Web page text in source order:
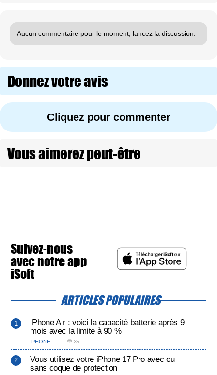
Aucun commentaire pour le moment, lancez la discussion.
Donnez votre avis
Cliquez pour commenter
Vous aimerez peut-être
Suivez-nous
avec notre app
iSoft
ARTICLES POPULAIRES
iPhone Air : voici la capacité batterie après 9
mois avec la limite à 90 %
IPHONE 💬 35
Vous utilisez votre iPhone 17 Pro avec ou
sans coque de protection